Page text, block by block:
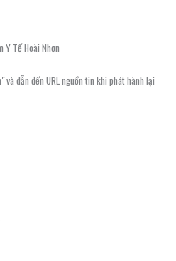
Tế Hoài Nhơn
và dẫn đến URL nguồn tin khi phát hành lại